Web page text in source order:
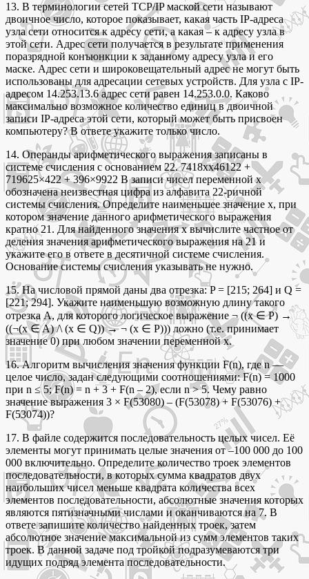
13. В терминологии сетей TCP/IP маской сети называют
двоичное число, которое показывает, какая часть IP-адреса
узла сети относится к адресу сети, а какая – к адресу узла в
этой сети. Адрес сети получается в результате применения
поразрядной конъюнкции к заданному адресу узла и его
маске. Адрес сети и широковещательный адрес не могут быть
использованы для адресации сетевых устройств. Для узла с IP-
адресом 14.253.13.6 адрес сети равен 14.253.0.0. Каково
максимально возможное количество единиц в двоичной
записи IP-адреса этой сети, который может быть присвоен
компьютеру? В ответе укажите только число.
14. Операнды арифметического выражения записаны в
системе счисления с основанием 22. 7418xx46122 +
719625×422 + 396×9922 В записи чисел переменной x
обозначена неизвестная цифра из алфавита 22-ричной
системы счисления. Определите наименьшее значение x, при
котором значение данного арифметического выражения
кратно 21. Для найденного значения x вычислите частное от
деления значения арифметического выражения на 21 и
укажите его в ответе в десятичной системе счисления.
Основание системы счисления указывать не нужно.
15. На числовой прямой даны два отрезка: P = [215; 264] и Q =
[221; 294]. Укажите наименьшую возможную длину такого
отрезка A, для которого логическое выражение ¬ ((x ∈ P) →
((¬(x ∈ A) /\ (x ∈ Q)) → ¬ (x ∈ P))) ложно (т.е. принимает
значение 0) при любом значении переменной х.
16. Алгоритм вычисления значения функции F(n), где n ––
целое число, задан следующими соотношениями: F(n) = 1000
при n ≤ 5; F(n) = n + 3 + F(n – 2), если n > 5. Чему равно
значение выражения 3 × F(53080) – (F(53078) + F(53076) +
F(53074))?
17. В файле содержится последовательность целых чисел. Её
элементы могут принимать целые значения от –100 000 до 100
000 включительно. Определите количество троек элементов
последовательности, в которых сумма квадратов двух
наибольших чисел меньше квадрата количества всех
элементов последовательности, абсолютные значения которых
являются пятизначными числами и оканчиваются на 7. В
ответе запишите количество найденных троек, затем
абсолютное значение максимальной из сумм элементов таких
троек. В данной задаче под тройкой подразумеваются три
идущих подряд элемента последовательности.